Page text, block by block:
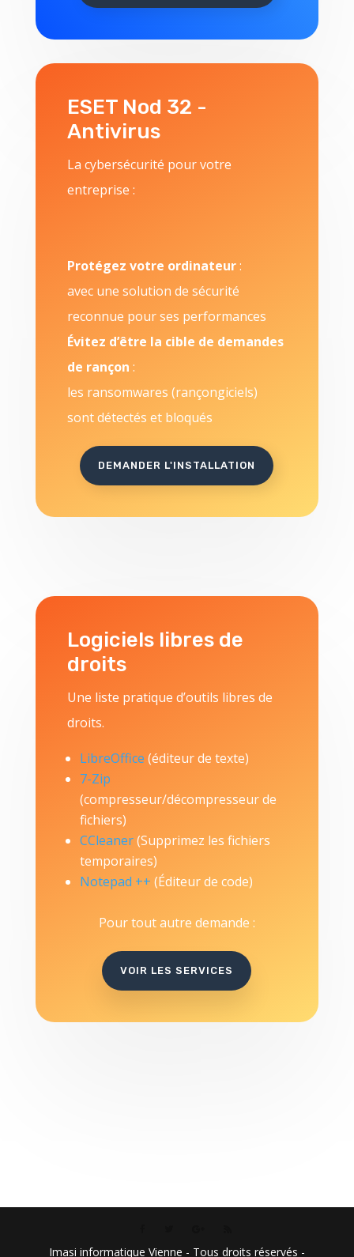
ESET Nod 32 -
Antivirus
La cybersécurité pour votre
entreprise :
Protégez votre ordinateur:
avec une solution de sécurité
reconnue pour ses performances
Évitez d’être la cible de demandes
de rançon :
les ransomwares (rançongiciels)
sont détectés et bloqués
DEMANDER L'INSTALLATION
Logiciels libres de
droits
Une liste pratique d’outils libres de
droits.
LibreOffice (éditeur de texte)
7-Zip
(compresseur/décompresseur de
fichiers)
CCleaner(Supprimez les fichiers
temporaires)
Notepad ++ (Éditeur de code)
Pour tout autre demande :
VOIR LES SERVICES
Imasi informatique Vienne - Tous droits réservés -